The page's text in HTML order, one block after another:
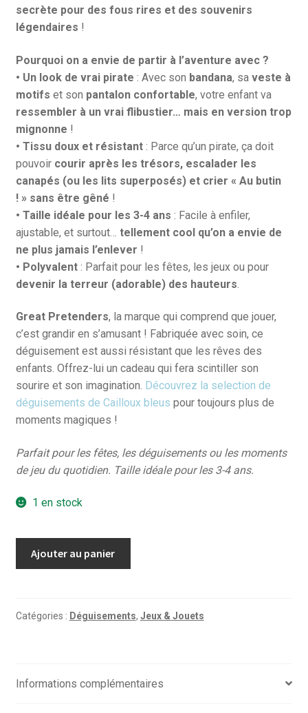
secrète pour des fous rires et des souvenirs
légendaires !
Pourquoi on a envie de partir à l’aventure avec ?
• Un look de vrai pirate : Avec son bandana, sa veste à
motifs et son pantalon confortable, votre enfant va
ressembler à un vrai flibustier… mais en version trop
mignonne !
• Tissu doux et résistant: Parce qu’un pirate, ça doit
pouvoir courir après les trésors, escalader les
canapés (ou les lits superposés) et crier « Au butin
! » sans être gêné !
• Taille idéale pour les 3-4 ans : Facile à enfiler,
ajustable, et surtout… tellement cool qu’on a envie de
ne plus jamais l’enlever !
• Polyvalent: Parfait pour les fêtes, les jeux ou pour
devenir la terreur (adorable) des hauteurs
Great Pretenders, la marque qui comprend que jouer,
c’est grandir en s’amusant ! Fabriquée avec soin, ce
déguisement est aussi résistant que les rêves des
enfants. Offrez-lui un cadeau qui fera scintiller son
sourire et son imagination. Découvrez la selection de
déguisements de Cailloux bleus pour toujours plus de
moments magiques !
Parfait pour les fêtes, les déguisements ou les moments
de jeu du quotidien. Taille idéale pour les 3-4 ans.
1 en stock
Ⅰ
Ajouter au panier
Catégories : Déguisements, Jeux & Jouets
Informations complémentaires